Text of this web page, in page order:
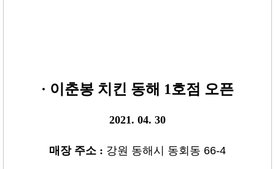
· 이춘봉 치킨 동해 1호점 오픈
2021. 04. 30
매장 주소 : 강원 동해시 동회동 66-4